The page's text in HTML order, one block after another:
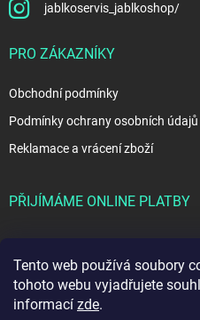
Tento web používá soubory
tohoto webu vyjadřujete
informací zde.
jablkoservis_jablkoshop/
PRO ZÁKAZNÍKY
Obchodní podmínky
Podmínky ochrany osobních údajů
Reklamace a vrácení zboží
PŘIJÍMÁME ONLINE PLATBY